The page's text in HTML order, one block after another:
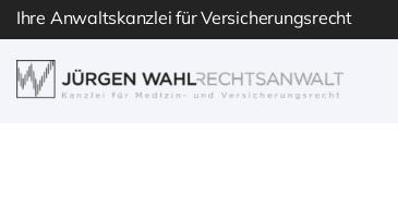
Skip
to
content
Ihre Anwaltskanzlei für Versicherungsrecht